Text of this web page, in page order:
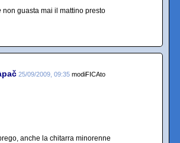
non guasta mai il mattino presto
25/09/2009, 09:35 modiFICAto
anche la chitarra minorenne